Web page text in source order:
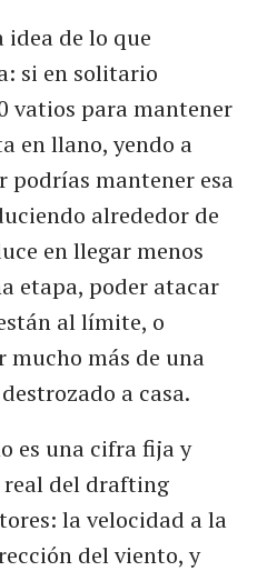
idea de lo que
si en solitario
vatios para mantener
en llano, yendo a
podrías mantener esa
alrededor de
en llegar menos
etapa, poder atacar
al límite, o
más de una
a casa.
es una cifra fija y
real del drafting
la velocidad a la
del viento, y